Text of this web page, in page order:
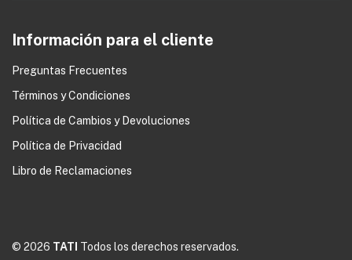
Información para el cliente
Preguntas Frecuentes
Términos y Condiciones
Política de Cambios y Devoluciones
Política de Privacidad
Libro de Reclamaciones
© 2026 TATI Todos los derechos reservados.